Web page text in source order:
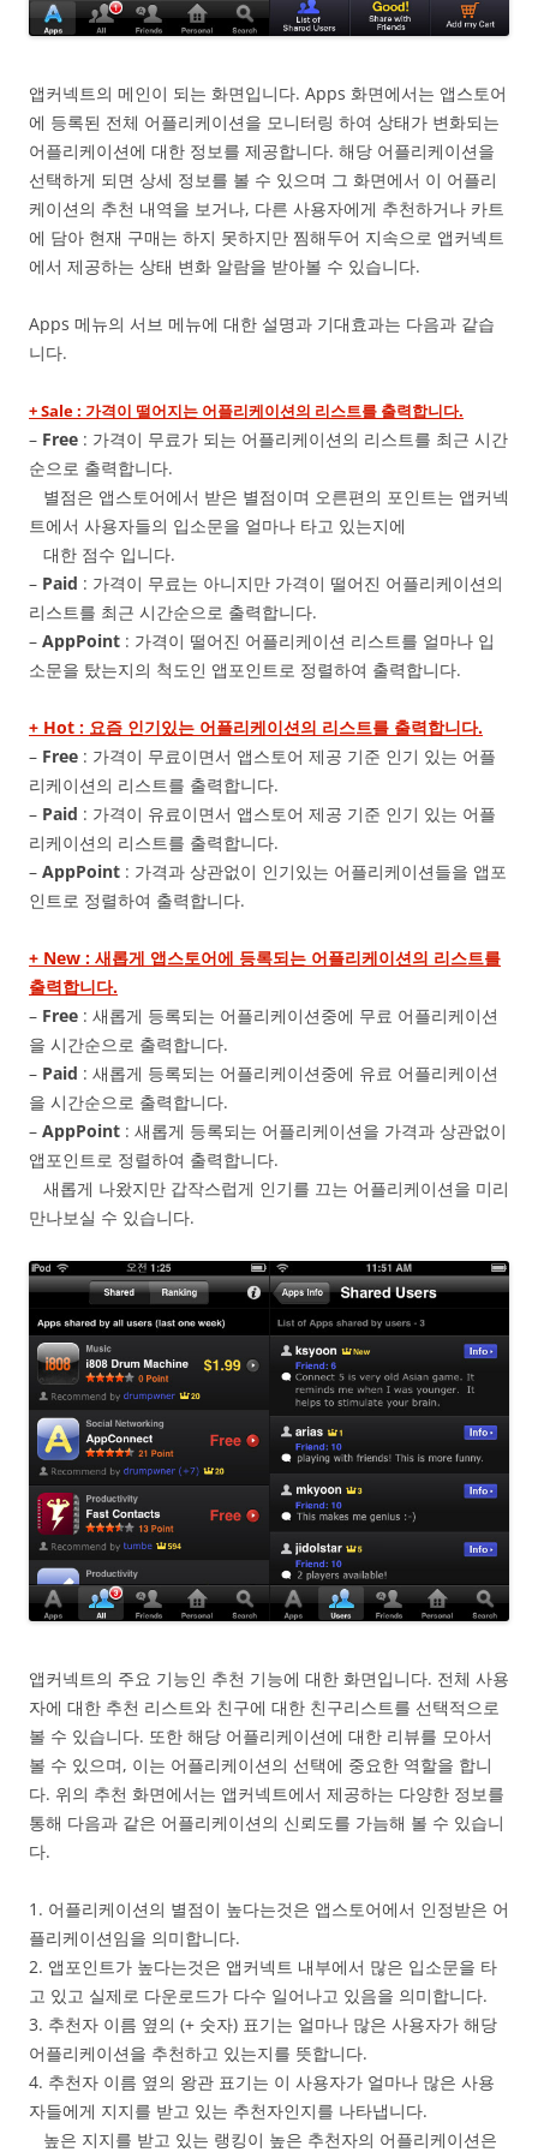
앱커넥트의 메인이 되는 화면입니다. Apps 화면에서는 앱스토어
에 등록된 전체 어플리케이션을 모니터링 하여 상태가 변화되는
어플리케이션에 대한 정보를 제공합니다. 해당 어플리케이션을
선택하게 되면 상세 정보를 볼 수 있으며 그 화면에서 이 어플리
케이션의 추천 내역을 보거나, 다른 사용자에게 추천하거나 카트
에 담아 현재 구매는 하지 못하지만 찜해두어 지속으로 앱커넥트
에서 제공하는 상태 변화 알람을 받아볼 수 있습니다.
Apps 메뉴의 서브 메뉴에 대한 설명과 기대효과는 다음과 같습
니다.
+ Sale : 가격이 떨어지는 어플리케이션의 리스트를 출력합니다.
– Free : 가격이 무료가 되는 어플리케이션의 리스트를 최근 시간
순으로 출력합니다.
별점은 앱스토어에서 받은 별점이며 오른편의 포인트는 앱커넥
트에서 사용자들의 입소문을 얼마나 타고 있는지에
대한 점수 입니다.
– Paid : 가격이 무료는 아니지만 가격이 떨어진 어플리케이션의
리스트를 최근 시간순으로 출력합니다.
– AppPoint : 가격이 떨어진 어플리케이션 리스트를 얼마나 입
소문을 탔는지의 척도인 앱포인트로 정렬하여 출력합니다.
+ Hot : 요즘 인기있는 어플리케이션의 리스트를 출력합니다.
– Free : 가격이 무료이면서 앱스토어 제공 기준 인기 있는 어플
리케이션의 리스트를 출력합니다.
– Paid : 가격이 유료이면서 앱스토어 제공 기준 인기 있는 어플
리케이션의 리스트를 출력합니다.
– AppPoint : 가격과 상관없이 인기있는 어플리케이션들을 앱포
인트로 정렬하여 출력합니다.
+ New : 새롭게 앱스토어에 등록되는 어플리케이션의 리스트를
출력합니다.
– Free : 새롭게 등록되는 어플리케이션중에 무료 어플리케이션
을 시간순으로 출력합니다.
– Paid : 새롭게 등록되는 어플리케이션중에 유료 어플리케이션
을 시간순으로 출력합니다.
– AppPoint : 새롭게 등록되는 어플리케이션을 가격과 상관없이
앱포인트로 정렬하여 출력합니다.
새롭게 나왔지만 갑작스럽게 인기를 끄는 어플리케이션을 미리
만나보실 수 있습니다.
앱커넥트의 주요 기능인 추천 기능에 대한 화면입니다. 전체 사용
자에 대한 추천 리스트와 친구에 대한 친구리스트를 선택적으로
볼 수 있습니다. 또한 해당 어플리케이션에 대한 리뷰를 모아서
볼 수 있으며, 이는 어플리케이션의 선택에 중요한 역할을 합니
다. 위의 추천 화면에서는 앱커넥트에서 제공하는 다양한 정보를
통해 다음과 같은 어플리케이션의 신뢰도를 가늠해 볼 수 있습니
다.
1. 어플리케이션의 별점이 높다는것은 앱스토어에서 인정받은 어
플리케이션임을 의미합니다.
2. 앱포인트가 높다는것은 앱커넥트 내부에서 많은 입소문을 타
고 있고 실제로 다운로드가 다수 일어나고 있음을 의미합니다.
3. 추천자 이름 옆의 (+ 숫자) 표기는 얼마나 많은 사용자가 해당
어플리케이션을 추천하고 있는지를 뜻합니다.
4. 추천자 이름 옆의 왕관 표기는 이 사용자가 얼마나 많은 사용
자들에게 지지를 받고 있는 추천자인지를 나타냅니다.
높은 지지를 받고 있는 랭킹이 높은 추천자의 어플리케이션은